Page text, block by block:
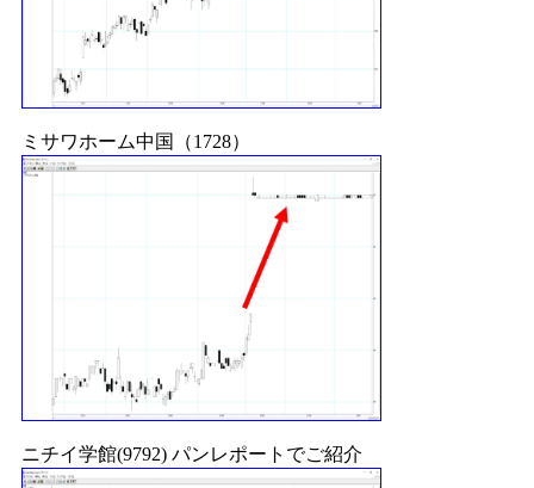
ミサワホーム中国（1728）
ニチイ学館(9792) パンレポートでご紹介